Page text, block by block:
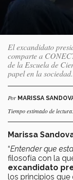
El excandidato
comparte a
de la Escuela de
papel en la sociedad.
Por MARISSA
Tiempo estimado de
Marissa
“Entender que
filosofía con la
excandidato
los principios